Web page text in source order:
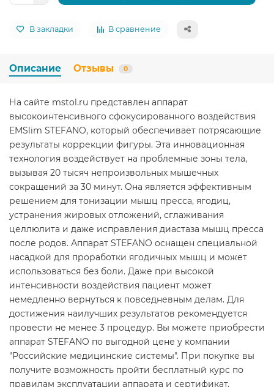
В закладки В сравнение
Описание Отзывы 0
На сайте mstol.ru представлен аппарат
высокоинтенсивного сфокусированного воздействия
EMSlim STEFANO, который обеспечивает потрясающие
результаты коррекции фигуры. Эта инновационная
технология воздействует на проблемные зоны тела,
вызывая 20 тысяч непроизвольных мышечных
сокращений за 30 минут. Она является эффективным
решением для тонизации мышц пресса, ягодиц,
устранения жировых отложений, сглаживания
целлюлита и даже исправления диастаза мышц пресса
после родов. Аппарат STEFANO оснащен специальной
насадкой для проработки ягодичных мышц и может
использоваться без боли. Даже при высокой
интенсивности воздействия пациент может
немедленно вернуться к повседневным делам. Для
достижения наилучших результатов рекомендуется
провести не менее 3 процедур. Вы можете приобрести
аппарат STEFANO по выгодной цене у компании
"Российские медицинские системы". При покупке вы
получите возможность пройти бесплатный курс по
правилам эксплуатации аппарата и сертификат.